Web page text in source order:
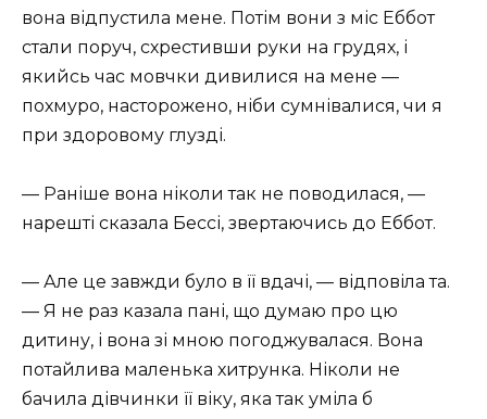
вона відпустила мене. Потім вони з міс Еббот
стали поруч, схрестивши руки на грудях, і
якийсь час мовчки дивилися на мене —
похмуро, насторожено, ніби сумнівалися, чи я
при здоровому глузді.
— Раніше вона ніколи так не поводилася, —
нарешті сказала Бессі, звертаючись до Еббот.
— Але це завжди було в її вдачі, — відповіла та.
— Я не раз казала пані, що думаю про цю
дитину, і вона зі мною погоджувалася. Вона
потайлива маленька хитрунка. Ніколи не
бачила дівчинки її віку, яка так уміла б